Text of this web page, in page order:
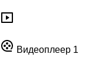
Видеоплеер 1